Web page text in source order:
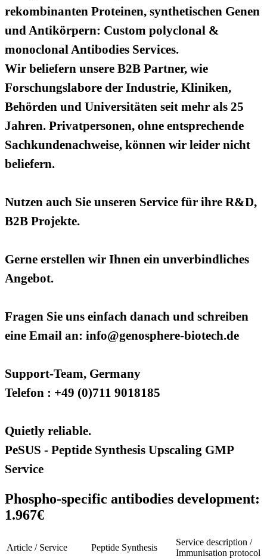
rekombinanten Proteinen, synthetischen Genen
und Antikörpern: Custom polyclonal &
monoclonal Antibodies Services.
Wir beliefern unsere B2B Partner, wie
Forschungslabore der Industrie, Kliniken,
Behörden und Universitäten seit mehr als 25
Jahren. Privatpersonen, ohne entsprechende
Sachkundenachweise, können wir leider nicht
beliefern.
Nutzen auch Sie unseren Service für ihre R&D,
B2B Projekte.
Gerne erstellen wir Ihnen ein unverbindliches
Angebot.
Fragen Sie uns einfach danach und schreiben
eine Email an: info@genosphere-biotech.de
Support-Team, Germany
Telefon : +49 (0)711 9018185
Quietly reliable.
PeSUS - Peptide Synthesis Upscaling GMP
Service
Phospho-specific antibodies development:
1.967€
Article / Service Peptide Synthesis
Service description /
Immunisation protocol